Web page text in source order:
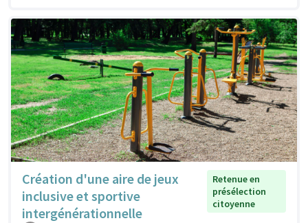
Création d'une aire de jeux
inclusive et sportive
intergénérationnelle
Retenue en
présélection
citoyenne